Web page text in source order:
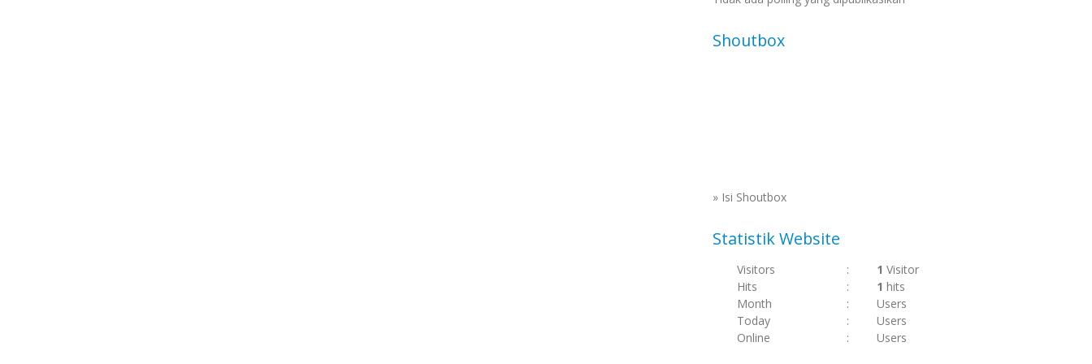
Shoutbox
» Isi Shoutbox
Statistik Website
Visitors : 1 Visitor
Hits
: 1 hits
Month
:
Users
Today
:
Users
Online
: Users